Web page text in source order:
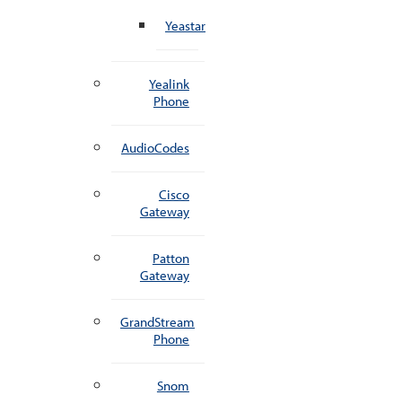
Yeastar
Yealink
Phone
AudioCodes
Cisco
Gateway
Patton
Gateway
GrandStream
Phone
Snom